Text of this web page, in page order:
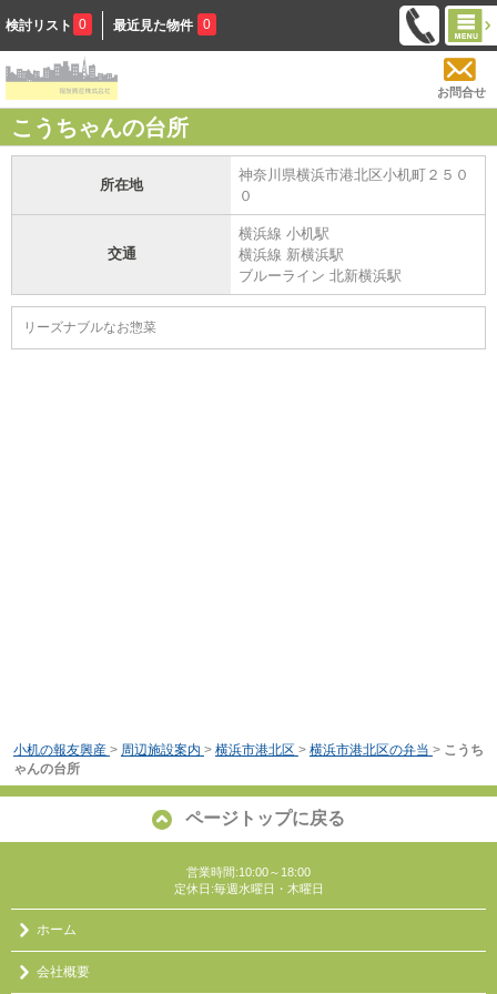
検討リスト 0 最近見た物件 0
お問合せ
こうちゃんの台所
所在地
神奈川県横浜市港北区小机町２５０
０
交通
横浜線 小机駅
横浜線 新横浜駅
ブルーライン 北新横浜駅
リーズナブルなお惣菜
小机の報友興産 > 周辺施設案内 > 横浜市港北区 > 横浜市港北区の弁当 > こうち
ゃんの台所
ページトップに戻る
営業時間:10:00～18:00
定休日:毎週水曜日・木曜日
ホーム
会社概要